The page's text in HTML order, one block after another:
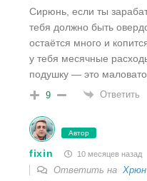
Сирюнь, если ты
тебя должно быть
остаётся много и
у тебя месячные
подушку — это
9 Ответить
Автор
fixin 10 месяцев назад
Ответить на